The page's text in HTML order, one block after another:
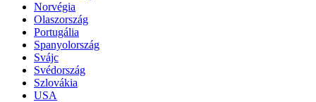
Norvégia
Olaszország
Portugália
Spanyolország
Svájc
Svédország
Szlovákia
USA